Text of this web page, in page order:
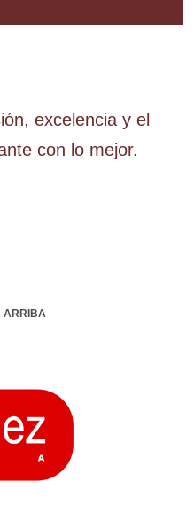
excelencia y el
con lo mejor.
ARRIBA